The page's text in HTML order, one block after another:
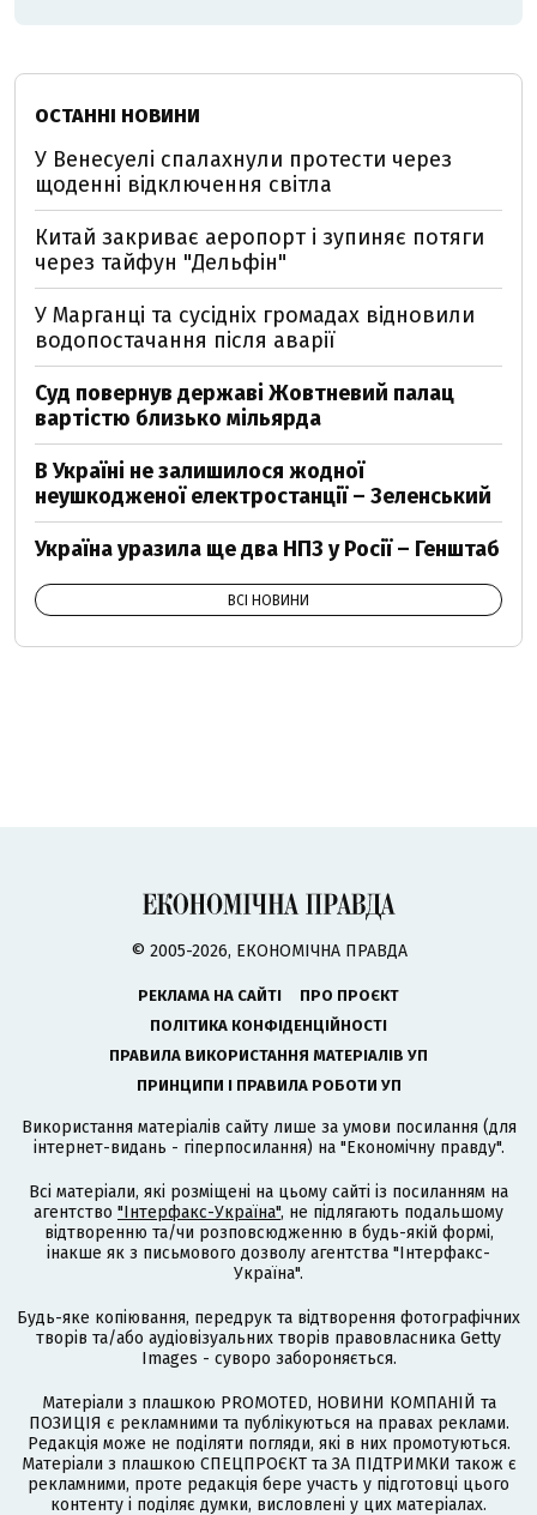
ОСТАННІ НОВИНИ
У Венесуелі спалахнули протести через
щоденні відключення світла
Китай закриває аеропорт і зупиняє потяги
через тайфун "Дельфін"
У Марганці та сусідніх громадах відновили
водопостачання після аварії
Суд повернув державі Жовтневий палац
вартістю близько мільярда
В Україні не залишилося жодної
неушкодженої електростанції – Зеленський
Україна уразила ще два НПЗ у Росії – Генштаб
ВСІ НОВИНИ
© 2005-2026, ЕКОНОМІЧНА ПРАВДА
РЕКЛАМА НА САЙТІ
ПРО ПРОЄКТ
ПОЛІТИКА КОНФІДЕНЦІЙНОСТІ
ПРАВИЛА ВИКОРИСТАННЯ МАТЕРІАЛІВ УП
ПРИНЦИПИ І ПРАВИЛА РОБОТИ УП
Використання матеріалів сайту лише за умови посилання (для
інтернет-видань - гіперпосилання) на "Економічну правду".
Всі матеріали, які розміщені на цьому сайті із посиланням на
агентство "Інтерфакс-Україна", не підлягають подальшому
відтворенню та/чи розповсюдженню в будь-якій формі,
інакше як з письмового дозволу агентства "Інтерфакс-
Україна".
Будь-яке копіювання, передрук та відтворення фотографічних
творів та/або аудіовізуальних творів правовласника Getty
Images - суворо забороняється.
Матеріали з плашкою PROMOTED, НОВИНИ КОМПАНІЙ та
ПОЗИЦІЯ є рекламними та публікуються на правах реклами.
Редакція може не поділяти погляди, які в них промотуються.
Матеріали з плашкою СПЕЦПРОЄКТ та ЗА ПІДТРИМКИ також є
рекламними, проте редакція бере участь у підготовці цього
контенту і поділяє думки, висловлені у цих матеріалах.